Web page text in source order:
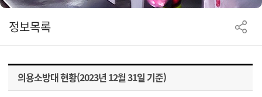
정보목록
의용소방대 현황(2023년 12월 31일 기준)